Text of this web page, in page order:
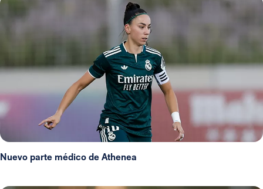
Nuevo parte médico de Athenea